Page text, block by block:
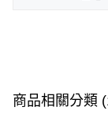
商品相關分類